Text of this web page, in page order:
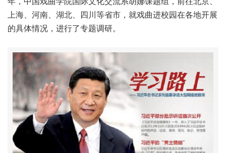
上海、河南、湖北、四川等省市，就戏曲进校园在各地开展
的具体情况，进行了专题调研。